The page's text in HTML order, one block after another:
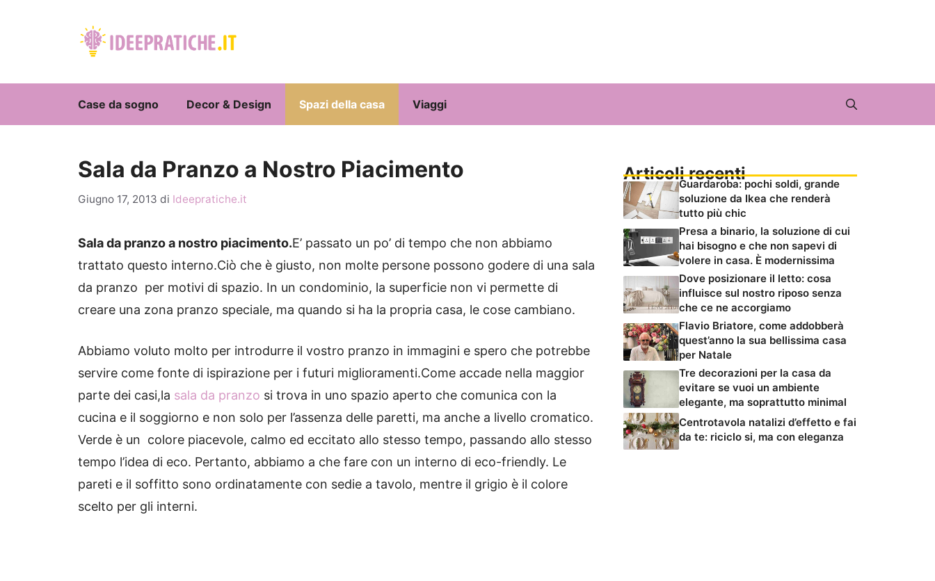
Case da sogno Decor & Design Spazi della casa Viaggi
Sala da Pranzo a Nostro Piacimento
Giugno 17, 2013 di Ideepratiche.it
Sala da pranzo a nostro piacimento.E’ passato un po’ di tempo che non abbiamo
trattato questo interno.Ciò che è giusto, non molte persone possono godere di una sala
da pranzo per motivi di spazio. In un condominio, la superficie non vi permette di
creare una zona pranzo speciale, ma quando si ha la propria casa, le cose cambiano.
Abbiamo voluto molto per introdurre il vostro pranzo in immagini e spero che potrebbe
servire come fonte di ispirazione per i futuri miglioramenti.Come accade nella maggior
parte dei casi,la sala da pranzo si trova in uno spazio aperto che comunica con la
cucina e il soggiorno e non solo per l’assenza delle paretti, ma anche a livello cromatico.
Verde è un colore piacevole, calmo ed eccitato allo stesso tempo, passando allo stesso
tempo l’idea di eco. Pertanto, abbiamo a che fare con un interno di eco-friendly. Le
pareti e il soffitto sono ordinatamente con sedie a tavolo, mentre il grigio è il colore
scelto per gli interni.
Articoli recenti
Guardaroba: pochi soldi, grande
soluzione da Ikea che renderà
tutto più chic
Presa a binario, la soluzione di cui
hai bisogno e che non sapevi di
volere in casa. È modernissima
Dove posizionare il letto: cosa
influisce sul nostro riposo senza
che ce ne accorgiamo
Flavio Briatore, come addobberà
quest’anno la sua bellissima casa
per Natale
Tre decorazioni per la casa da
evitare se vuoi un ambiente
elegante, ma soprattutto minimal
Centrotavola natalizi d’effetto e fai
da te: riciclo si, ma con eleganza